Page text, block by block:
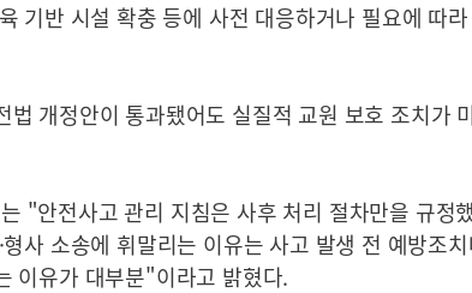
기반 시설 확충 등에 사전 대응하거나 필요에 따
법 개정안이 통과됐어도 실질적 교원 보호 조치가
"안전사고 관리 지침은 사후 처리 절차만을 규정
사 소송에 휘말리는 이유는 사고 발생 전 예방조
이유가 대부분"이라고 밝혔다.